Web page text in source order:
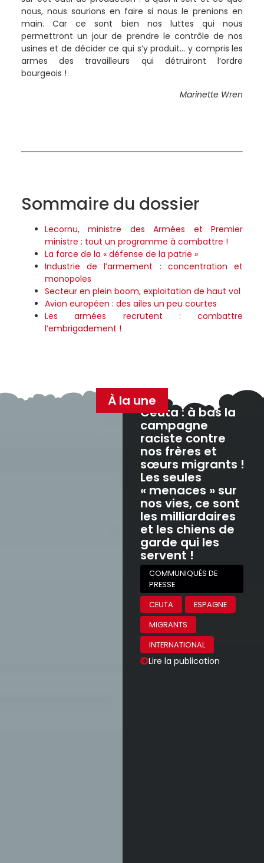
nous, nous saurions en faire si nous le prenions en
main. Car ce sont bien nos luttes qui nous
permettront un jour de prendre le contrôle de nos
usines et de décider ce qui s’y produit… y compris les
armes des travailleurs qui détruiront l’ordre
bourgeois !
Marinette Wren
Sommaire du dossier
Lecornu, ministre des Armées et Premier
ministre : tout un programme à combattre !
La farce de la « défense de la patrie »
Industrie de l’armement : concentration et
monopoles
Secteur en plein boom, exploitation de haut vol
Avion européen : des ailes un peu courtes
Les armées recrutent : combattre
l’embrigadement !
À la une
Ceuta : à bas la
campagne
raciste contre
nos frères et
sœurs migrants !
Les seules
« menaces » sur
nos vies, ce sont
les milliardaires
et les chiens de
garde qui les
servent !
COMMUNIQUÉS DE
PRESSE
CEUTA
ESPAGNE
MIGRANTS
INTERNATIONAL
Lire la publication